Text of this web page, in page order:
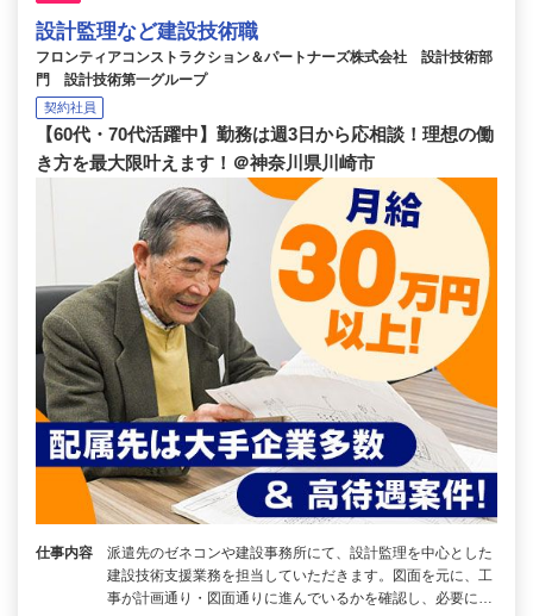
設計監理など建設技術職
フロンティアコンストラクション＆パートナーズ株式会社 設計技術部
門 設計技術第一グループ
契約社員
【60代・70代活躍中】勤務は週3日から応相談！理想の働
き方を最大限叶えます！＠神奈川県川崎市
仕事内容
派遣先のゼネコンや建設事務所にて、設計監理を中心とした
建設技術支援業務を担当していただきます。図面を元に、工
事が計画通り・図面通りに進んでいるかを確認し、必要に…